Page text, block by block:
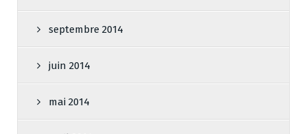
septembre 2014
juin 2014
mai 2014